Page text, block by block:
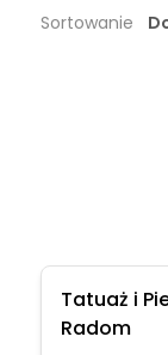
Sortowanie
Tatuaż i
Radom